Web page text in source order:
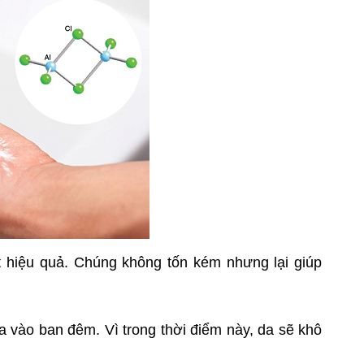
quả. Chúng không tốn kém nhưng lại giúp
ban đêm. Vì trong thời điểm này, da sẽ khô